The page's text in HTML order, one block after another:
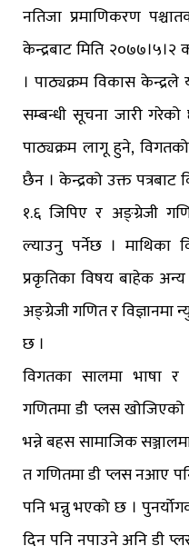
नतिजा प्रमाणिकरण
केन्द्रबाट मिति
। पाठ्यक्रम विकास केन्द्रले
सम्बन्धी सूचना जारी
पाठ्यक्रम लागू हुने,
छैन । केन्द्रको उक्त पत्रबाट
१.६ जिपिए र अङ्ग्रेजी
ल्याउनु पर्नेछ । माथिका
प्रकृतिका विषय बाहेक
अङ्ग्रेजी गणित र विज्ञानमा
छ ।
विगतका सालमा भाषा
गणितमा डी प्लस
भन्ने बहस सामाजिक
त गणितमा डी प्लस नआए
पनि भन्नु भएको छ ।
दिन पनि नपाउने अनि डी